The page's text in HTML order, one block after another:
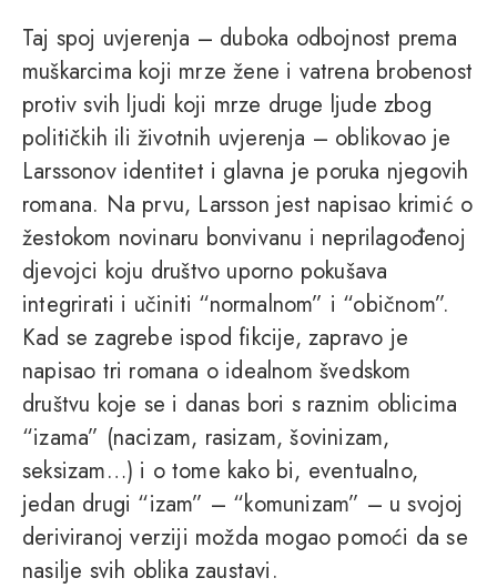
Taj spoj uvjerenja – duboka odbojnost prema
muškarcima koji mrze žene i vatrena brobenost
protiv svih ljudi koji mrze druge ljude zbog
političkih ili životnih uvjerenja – oblikovao je
Larssonov identitet i glavna je poruka njegovih
romana. Na prvu, Larsson jest napisao krimić o
žestokom novinaru bonvivanu i neprilagođenoj
djevojci koju društvo uporno pokušava
integrirati i učiniti “normalnom” i “običnom”.
Kad se zagrebe ispod fikcije, zapravo je
napisao tri romana o idealnom švedskom
društvu koje se i danas bori s raznim oblicima
“izama” (nacizam, rasizam, šovinizam,
seksizam…) i o tome kako bi, eventualno,
jedan drugi “izam” – “komunizam” – u svojoj
deriviranoj verziji možda mogao pomoći da se
nasilje svih oblika zaustavi.